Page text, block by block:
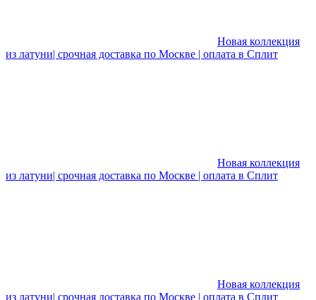
Новая коллекция
из латуни| срочная доставка по Москве | оплата в Сплит
Новая коллекция
из латуни| срочная доставка по Москве | оплата в Сплит
Новая коллекция
из латуни| срочная доставка по Москве | оплата в Сплит